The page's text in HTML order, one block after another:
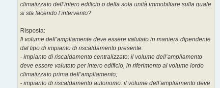
climatizzato dell’intero edificio o della sola unità immobiliare sulla quale
si sta facendo l’intervento?
Risposta:
Il volume dell’ampliamente deve essere valutato in maniera dipendente
dal tipo di impianto di riscaldamento presente:
- impianto di riscaldamento centralizzato: il volume dell’ampliamento
deve essere valutato per intero edificio, in riferimento al volume lordo
climatizzato prima dell’ampliamento;
- impianto di riscaldamento autonomo: il volume dell’ampliamento deve